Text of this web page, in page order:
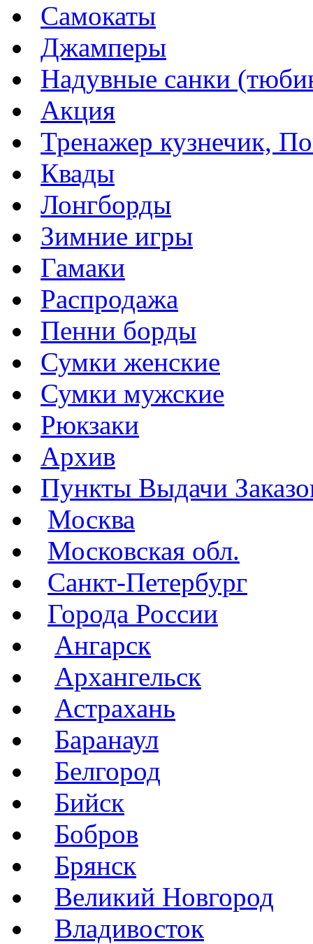
Самокаты
Джамперы
Надувные санки
Акция
Тренажер кузнечик,
Квады
Лонгборды
Зимние игры
Гамаки
Распродажа
Пенни борды
Сумки женские
Сумки мужские
Рюкзаки
Архив
Пункты Выдачи
Москва
Московская обл.
Санкт-Петербург
Города России
Ангарск
Архангельск
Астрахань
Баранаул
Белгород
Бийск
Бобров
Брянск
Великий Новгород
Владивосток